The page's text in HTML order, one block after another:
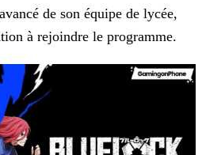
de son équipe de lycée,
à rejoindre le programme.